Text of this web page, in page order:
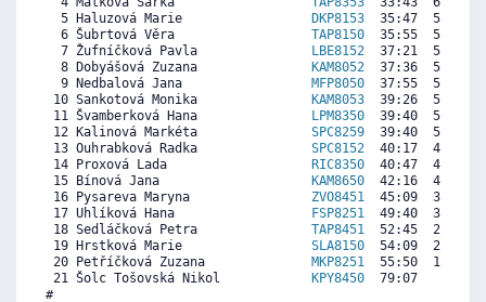
  5 Haluzová Marie
DKP8153
35:47  5792
  6 Šubrtová Věra
TAP8150
35:55  5766
  7 Žufníčková Pavla
LBE8152
37:21  5485
  8 Dobyášová Zuzana
KAM8052
37:36  5436
  9 Nedbalová Jana
MFP8050
37:55  5374
10 Sankotová Monika
KAM8053
39:26  5076
11 Švamberková Hana
LPM8350
39:40  5030
12 Kalinová Markéta SPC8259
39:40  5030
13 Ouhrabková Radka SPC8152
40:17  4909
14 Proxová Lada
RIC8350
40:47  4811
15 Bínová Jana
KAM8650
42:16  4521
16 Pysareva Maryna ZVO8451
45:09  3955
17 Uhlíková Hana
FSP8251
49:40  3070
18 Sedláčková Petra TAP8451
52:45  2465
19 Hrstková Marie SLA8150
54:09  2191
20 Petříčková Zuzana MKP8251
55:50  1861
21 Šolc Tošovská Nikol
KPY8450
79:07     0